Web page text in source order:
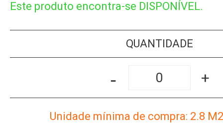
Este produto encontra-se DISPONÍVEL.
QUANTIDADE
- +
Unidade mínima de compra: 2.8 M2